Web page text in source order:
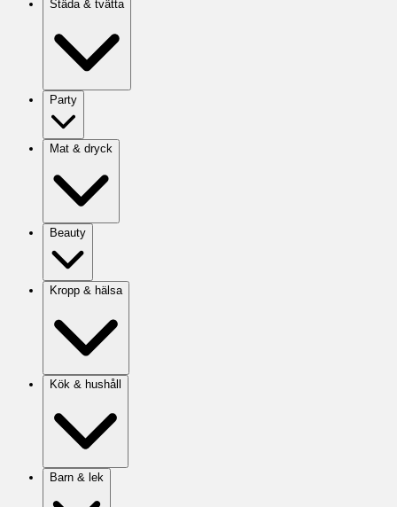
Städa & tvätta
Party
Mat & dryck
Beauty
Kropp & hälsa
Kök & hushåll
Barn & lek